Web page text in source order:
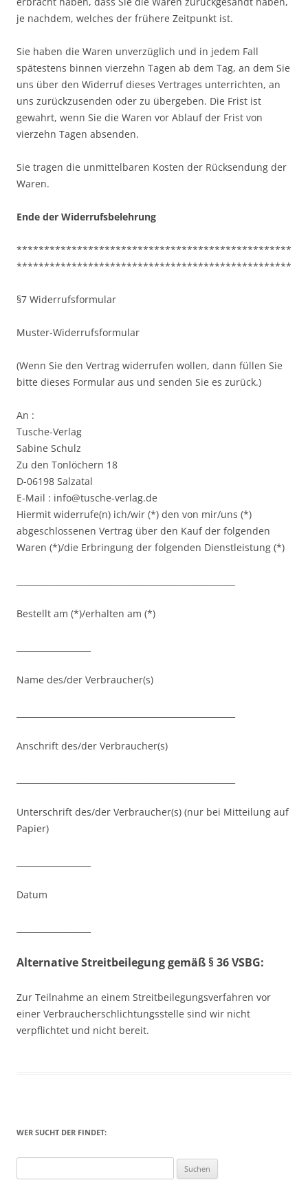
je nachdem, welches der frühere Zeitpunkt ist.
Sie haben die Waren unverzüglich und in jedem Fall
spätestens binnen vierzehn Tagen ab dem Tag, an dem Sie
uns über den Widerruf dieses Vertrages unterrichten, an
uns zurückzusenden oder zu übergeben. Die Frist ist
gewahrt, wenn Sie die Waren vor Ablauf der Frist von
vierzehn Tagen absenden.
Sie tragen die unmittelbaren Kosten der Rücksendung der
Waren.
Ende der Widerrufsbelehrung
**************************************************
**************************************************
§7 Widerrufsformular
Muster-Widerrufsformular
(Wenn Sie den Vertrag widerrufen wollen, dann füllen Sie
bitte dieses Formular aus und senden Sie es zurück.)
An :
Tusche-Verlag
Sabine Schulz
Zu den Tonlöchern 18
D-06198 Salzatal
E-Mail : info@tusche-verlag.de
Hiermit widerrufe(n) ich/wir (*) den von mir/uns (*)
abgeschlossenen Vertrag über den Kauf der folgenden
Waren (*)/die Erbringung der folgenden Dienstleistung (*)
Bestellt am (*)/erhalten am (*)
Name des/der Verbraucher(s)
Anschrift des/der Verbraucher(s)
Unterschrift des/der Verbraucher(s) (nur bei Mitteilung auf
Papier)
Datum
Alternative Streitbeilegung gemäß § 36 VSBG:
Zur Teilnahme an einem Streitbeilegungsverfahren vor
einer Verbraucherschlichtungsstelle sind wir nicht
verpflichtet und nicht bereit.
WER SUCHT DER FINDET:
nach: